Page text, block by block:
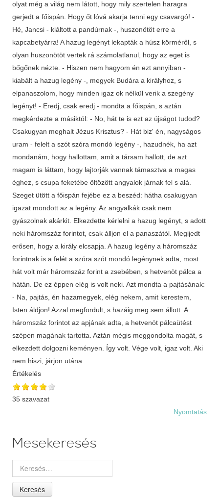
olyat még a világ nem látott, hogy mily szertelen haragra
gerjedt a főispán. Hogy őt lóvá akarja tenni egy csavargó! -
Hé, Jancsi - kiáltott a pandúrnak -, huszonötöt erre a
kapcabetyárra! A hazug legényt lekapták a húsz körméről, s
olyan huszonötöt vertek rá számolatlanul, hogy az eget is
bőgőnek nézte. - Hiszen nem hagyom én ezt annyiban -
kiabált a hazug legény -, megyek Budára a királyhoz, s
elpanaszolom, hogy minden igaz ok nélkül verik a szegény
legényt! - Eredj, csak eredj - mondta a főispán, s aztán
megkérdezte a másiktól: - No, hát te is ezt az újságot tudod?
Csakugyan meghalt Jézus Krisztus? - Hát biz' én, nagyságos
uram - felelt a szót szóra mondó legény -, hazudnék, ha azt
mondanám, hogy hallottam, amit a társam hallott, de azt
magam is láttam, hogy lajtorják vannak támasztva a magas
éghez, s csupa feketébe öltözött angyalok járnak fel s alá.
Szeget ütött a főispán fejébe ez a beszéd: hátha csakugyan
igazat mondott az a legény. Az angyalkák csak nem
gyászolnak akárkit. Elkezdette kérlelni a hazug legényt, s adott
neki háromszáz forintot, csak álljon el a panaszától. Megijedt
erősen, hogy a király elcsapja. A hazug legény a háromszáz
forintnak is a felét a szóra szót mondó legénynek adta, most
hát volt már háromszáz forint a zsebében, s hetvenöt pálca a
hátán. De ez éppen elég is volt neki. Azt mondta a pajtásának:
- Na, pajtás, én hazamegyek, elég nekem, amit kerestem,
Isten áldjon! Azzal megfordult, s hazáig meg sem állott. A
háromszáz forintot az apjának adta, a hetvenöt pálcaütést
szépen magának tartotta. Aztán mégis meggondolta magát, s
elkezdett dolgozni keményen. Így volt. Vége volt, igaz volt. Aki
nem hiszi, járjon utána.
Értékelés
35 szavazat
Nyomtatás
Mesekeresés
Keresés